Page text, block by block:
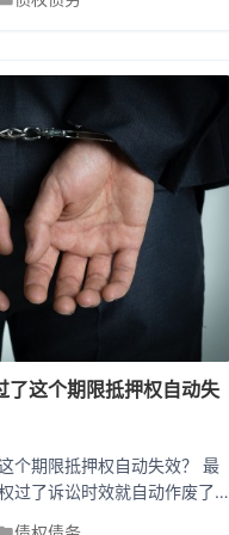
抵押权人主观善意、不动产登
公信力。例如，张三将夫妻共
了这个期限抵押权自动失
个期限抵押权自动失效？ 最
过了诉讼时效就自动作废了？